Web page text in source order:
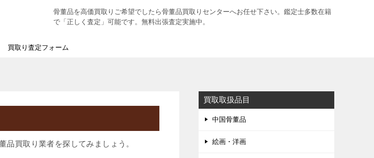
骨董品を高価買取りご希望でしたら骨董品買取りセンターへお任せ下さい。鑑定士多数在籍
で「正しく査定」可能です。無料出張査定実施中。
買取り査定フォーム
品買取り業者を探してみましょう。
買取取扱品目
中国骨董品
絵画・洋画